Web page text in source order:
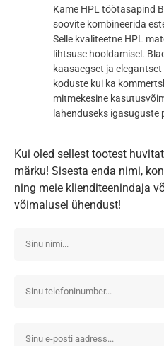
Kame HPL töötasapind
soovite kombineerida
Selle kvaliteetne HPL
lihtsuse hooldamisel.
kaasaegset ja
koduste kui ka
mitmekesine
lahenduseks igasuguste
Kui oled sellest tootest
märku! Sisesta enda nimi,
ning meie klienditeenindaja
võimalusel ühendust!